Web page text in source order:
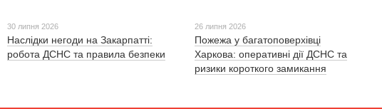
30 липня 2026
Наслідки негоди на Закарпатті:
робота ДСНС та правила безпеки
26 липня 2026
Пожежа у багатоповерхівці
Харкова: оперативні дії ДСНС та
ризики короткого замикання